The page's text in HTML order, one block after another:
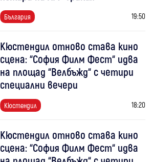
България 19:50
Кюстендил отново става кино
сцена: “София Филм Фест“ идва
на площад “Велбъжд“ с четири
специални вечери
Кюстендил 18:20
Кюстендил отново става кино
сцена: “София Филм Фест“ идва